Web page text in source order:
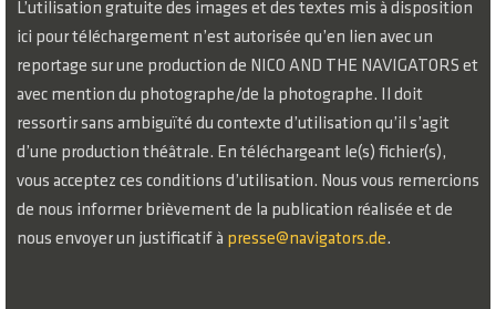
L’utilisation gratuite des images et des textes mis à disposition
ici pour téléchargement n’est autorisée qu’en lien avec un
reportage sur une production de NICO AND THE NAVIGATORS et
avec mention du photographe/de la photographe. Il doit
ressortir sans ambiguïté du contexte d’utilisation qu’il s’agit
d’une production théâtrale. En téléchargeant le(s) fichier(s),
vous acceptez ces conditions d’utilisation. Nous vous remercions
de nous informer brièvement de la publication réalisée et de
nous envoyer un justificatif à presse@navigators.de.